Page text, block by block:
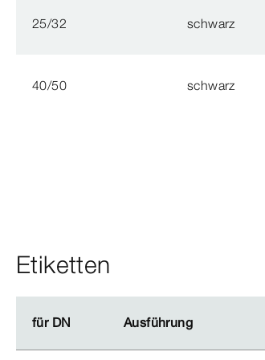
25/32 schwarz
40/50 schwarz
Etiketten
für DN Ausführung
für DN Ausführung